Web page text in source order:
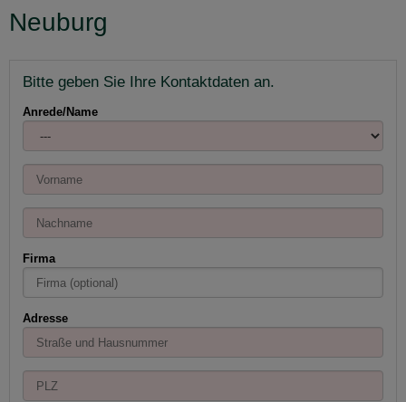
Neuburg
Bitte geben Sie Ihre Kontaktdaten an.
Anrede/Name
Firma
Adresse